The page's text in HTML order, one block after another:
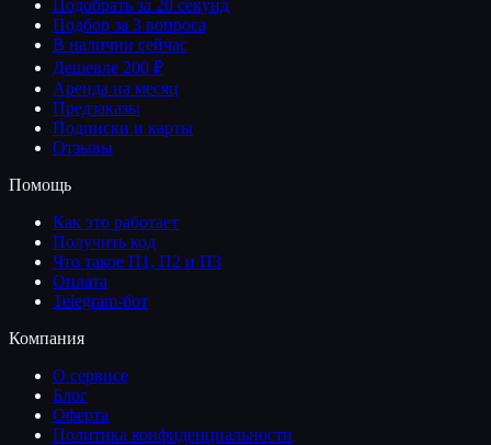
Подобрать за 20 секунд
Подбор за 3 вопроса
В наличии сейчас
Дешевле 200 ₽
Аренда на месяц
Предзаказы
Подписки и карты
Отзывы
Помощь
Как это работает
Получить код
Что такое П1, П2 и П3
Оплата
Telegram-бот
Компания
О сервисе
Блог
Оферта
Политика конфиденциальности